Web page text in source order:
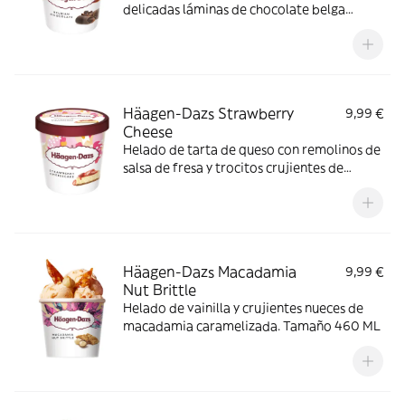
delicadas láminas de chocolate belga
Häagen-Dazs Strawberry
Cheese
9,99 €
Helado de tarta de queso con remolinos de
salsa de fresa y trocitos crujientes de
Häagen-Dazs Macadamia
Nut Brittle
9,99 €
Helado de vainilla y crujientes nueces de
macadamia caramelizada. Tamaño 460 ML